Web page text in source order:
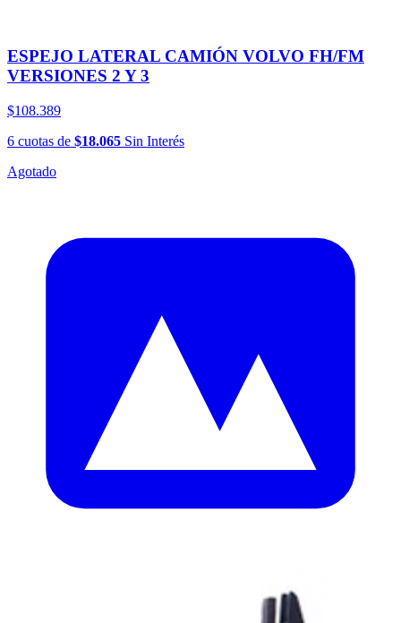
ESPEJO LATERAL CAMIÓN VOLVO FH/FM
VERSIONES 2 Y 3
$108.389
6 cuotas de $18.065 Sin Interés
Agotado